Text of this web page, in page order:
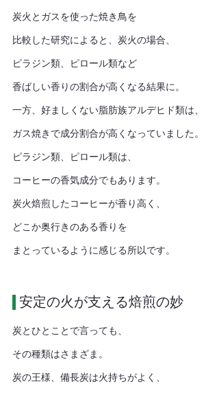
炭火とガスを使った焼き鳥を
比較した研究によると、炭火の場合、
ピラジン類、ピロール類など
香ばしい香りの割合が高くなる結果に。
一方、好ましくない脂肪族アルデヒド類は、
ガス焼きで成分割合が高くなっていました。
ピラジン類、ピロール類は、
コーヒーの香気成分でもあります。
炭火焙煎したコーヒーが香り高く、
どこか奥行きのある香りを
まとっているように感じる所以です。
安定の火が支える焙煎の妙
炭とひとことで言っても、
その種類はさまざま。
炭の王様、備長炭は火持ちがよく、